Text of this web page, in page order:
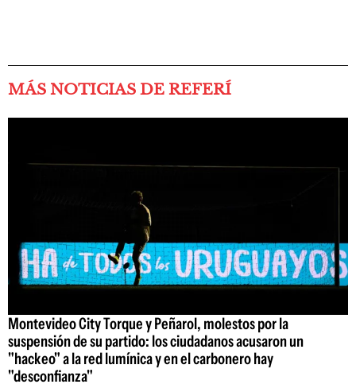
MÁS NOTICIAS DE REFERÍ
Montevideo City Torque y Peñarol, molestos por la
suspensión de su partido: los ciudadanos acusaron un
"hackeo" a la red lumínica y en el carbonero hay
"desconfianza"